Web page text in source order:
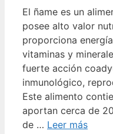
El ñame es un
posee alto valor
proporciona
vitaminas y
fuerte acción
inmunológico,
Este alimento
aportan cerca de
de … Leer más